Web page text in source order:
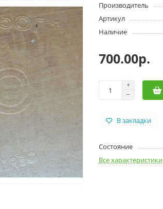
Производитель
Артикул
Наличие
700.00р.
В закладки
Состояние
Все характеристики